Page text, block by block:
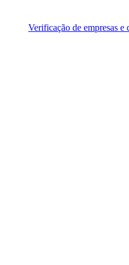
Verificação de empresas e